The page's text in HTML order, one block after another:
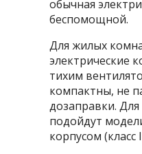
обычная
беспомощной.
Для жилых
электрические
тихим
компактны, не
дозаправки.
подойдут
корпусом (класс